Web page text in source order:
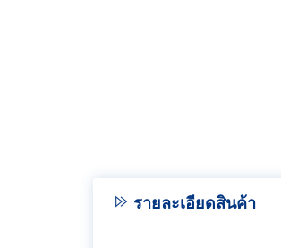
รายละเอียดสินค้า